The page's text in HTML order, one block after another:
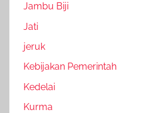
Jambu Biji
Jati
jeruk
Kebijakan Pemerintah
Kedelai
Kurma